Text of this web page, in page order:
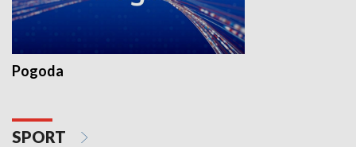
Pogoda
SPORT